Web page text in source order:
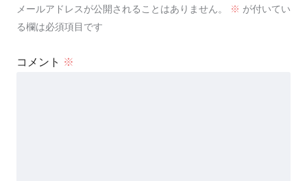
メールアドレスが公開されることはありません。 ※ が付いてい
る欄は必須項目です
コメント ※